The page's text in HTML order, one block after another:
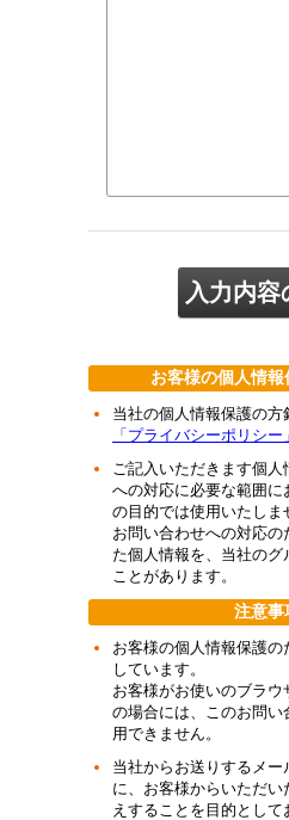
お客様の個人情
当社の個人情報保護の方
「プライバシーポリシー」
ご記入いただきます個
への対応に必要な範囲
の目的では使用いたしま
お問い合わせへの対応
た個人情報を、当社の
ことがあります。
注意事
お客様の個人情報保護の
しています。
お客様がお使いのブラ
の場合には、このお問い
用できません。
当社からお送りするメ
に、お客様からいただ
えすることを目的として